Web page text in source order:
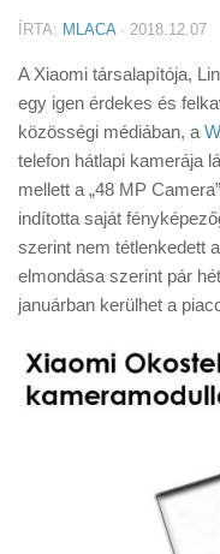
Tudástár
Tanácsok
Érdekességek
Helyszíni Riport
E-BB
ÍRTA: MLACA· 2018.12.07
A Xiaomi társalapítója,
egy igen érdekes és
közösségi médiában, a
telefon hátlapi kamerája
mellett a „48 MP
indította saját
szerint nem tétlenkedett
elmondása szerint pár
januárban kerülhet a